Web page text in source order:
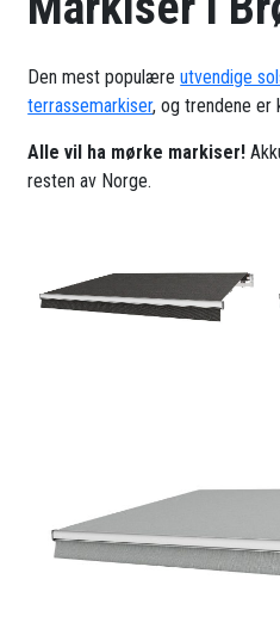
Den mest populæreutvendige
terrassemarkiser, og trendene er
Alle vil ha mørke markiser!
resten av Norge.